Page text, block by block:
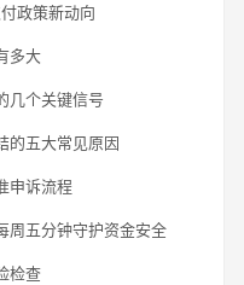
政策新动向
多大
几个关键信号
的五大常见原因
申诉流程
周五分钟守护资金安全
检查